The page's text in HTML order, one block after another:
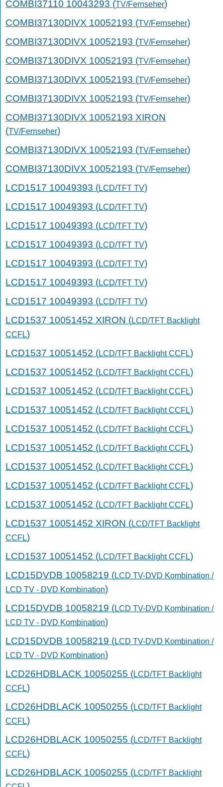
COMBI37110 10043293 (TV/Fernseher)
COMBI37130DIVX 10052193 (TV/Fernseher)
COMBI37130DIVX 10052193 (TV/Fernseher)
COMBI37130DIVX 10052193 (TV/Fernseher)
COMBI37130DIVX 10052193 (TV/Fernseher)
COMBI37130DIVX 10052193 (TV/Fernseher)
COMBI37130DIVX 10052193 XIRON
(TV/Fernseher)
COMBI37130DIVX 10052193 (TV/Fernseher)
COMBI37130DIVX 10052193 (TV/Fernseher)
LCD1517 10049393 (LCD/TFT TV)
LCD1517 10049393 (LCD/TFT TV)
LCD1517 10049393 (LCD/TFT TV)
LCD1517 10049393 (LCD/TFT TV)
LCD1517 10049393 (LCD/TFT TV)
LCD1517 10049393 (LCD/TFT TV)
LCD1517 10049393 (LCD/TFT TV)
LCD1537 10051452 XIRON (LCD/TFT Backlight
CCFL)
LCD1537 10051452 (LCD/TFT Backlight CCFL)
LCD1537 10051452 (LCD/TFT Backlight CCFL)
LCD1537 10051452 (LCD/TFT Backlight CCFL)
LCD1537 10051452 (LCD/TFT Backlight CCFL)
LCD1537 10051452 (LCD/TFT Backlight CCFL)
LCD1537 10051452 (LCD/TFT Backlight CCFL)
LCD1537 10051452 (LCD/TFT Backlight CCFL)
LCD1537 10051452 (LCD/TFT Backlight CCFL)
LCD1537 10051452 (LCD/TFT Backlight CCFL)
LCD1537 10051452 XIRON (LCD/TFT Backlight
CCFL)
LCD1537 10051452 (LCD/TFT Backlight CCFL)
LCD15DVDB 10058219 (LCD TV-DVD Kombination /
LCD TV - DVD Kombination)
LCD15DVDB 10058219 (LCD TV-DVD Kombination /
LCD TV - DVD Kombination)
LCD15DVDB 10058219 (LCD TV-DVD Kombination /
LCD TV - DVD Kombination)
LCD26HDBLACK 10050255 (LCD/TFT Backlight
CCFL)
LCD26HDBLACK 10050255 (LCD/TFT Backlight
CCFL)
LCD26HDBLACK 10050255 (LCD/TFT Backlight
CCFL)
LCD26HDBLACK 10050255 (LCD/TFT Backlight